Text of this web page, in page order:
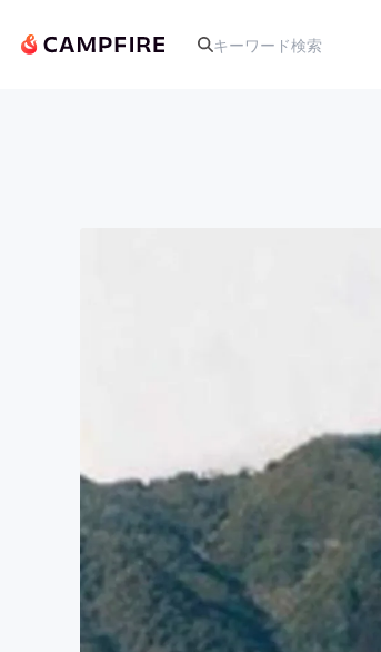
ビジネス・起業
まちづくり・地域活性化